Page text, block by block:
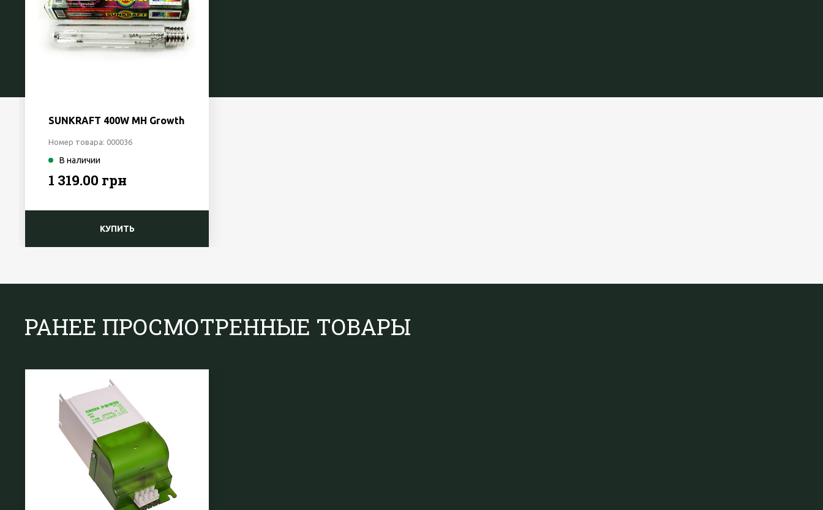
SUNKRAFT 400W MH Growth
Номер товара: 000036
В наличии
1 319.00 грн
КУПИТЬ
РАНЕЕ ПРОСМОТРЕННЫЕ ТОВАРЫ